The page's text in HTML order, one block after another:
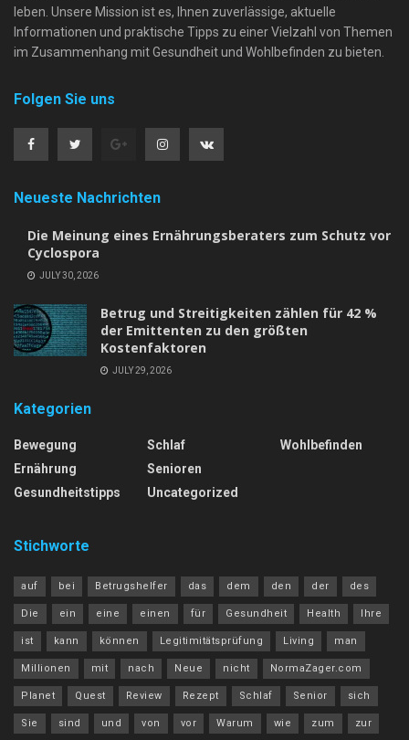
leben. Unsere Mission ist es, Ihnen zuverlässige, aktuelle
Informationen und praktische Tipps zu einer Vielzahl von Themen
im Zusammenhang mit Gesundheit und Wohlbefinden zu bieten.
Folgen Sie uns
Neueste Nachrichten
Die Meinung eines Ernährungsberaters zum Schutz vor
Cyclospora
JULY 30, 2026
Betrug und Streitigkeiten zählen für 42 %
der Emittenten zu den größten
Kostenfaktoren
JULY 29, 2026
Kategorien
Bewegung
Ernährung
Gesundheitstipps
Schlaf
Senioren
Uncategorized
Wohlbefinden
Stichworte
auf bei Betrugshelfer das dem den der des
Die ein eine einen für Gesundheit Health Ihre
ist kann können Legitimitätsprüfung Living man
Millionen mit nach Neue nicht NormaZager.com
Planet Quest Review Rezept Schlaf Senior sich
Sie sind und von vor Warum wie zum zur